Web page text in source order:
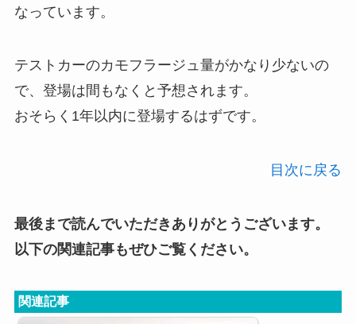
なっています。
テストカーのカモフラージュ量がかなり少ないの
で、登場は間もなくと予想されます。
おそらく1年以内に登場するはずです。
目次に戻る
最後まで読んでいただきありがとうございます。
以下の関連記事もぜひご覧ください。
関連記事